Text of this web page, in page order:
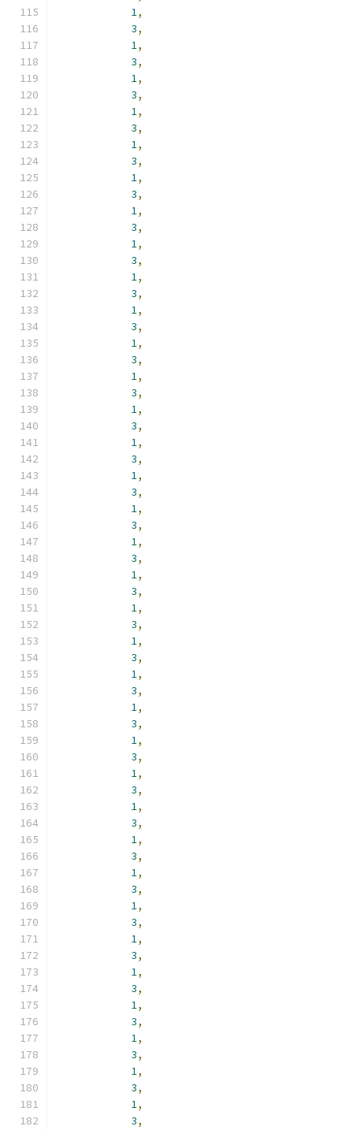
1,
3,
1,
3,
1,
3,
1,
3,
1,
3,
1,
3,
1,
3,
1,
3,
1,
3,
1,
3,
1,
3,
1,
3,
1,
3,
1,
3,
1,
3,
1,
3,
1,
3,
1,
3,
1,
3,
1,
3,
1,
3,
1,
3,
1,
3,
1,
3,
1,
3,
1,
3,
1,
3,
1,
3,
1,
3,
1,
3,
1,
3,
1,
3,
1,
3,
1,
3,